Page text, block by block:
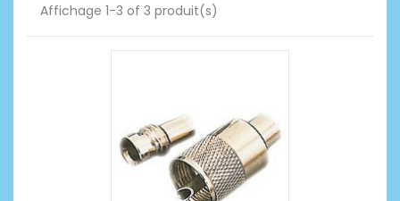
Affichage 1-3 of 3 produit(s)